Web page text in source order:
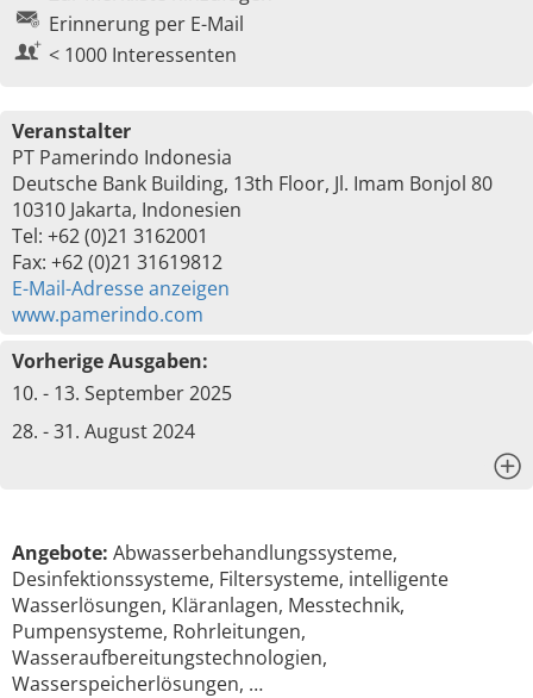
Erinnerung per E-Mail
< 1000 Interessenten
Veranstalter
PT Pamerindo Indonesia
Deutsche Bank Building, 13th Floor, Jl. Imam Bonjol 80
10310 Jakarta, Indonesien
Tel: +62 (0)21 3162001
Fax: +62 (0)21 31619812
E-Mail-Adresse anzeigen
www.pamerindo.com
Vorherige Ausgaben:
10. - 13. September 2025
28. - 31. August 2024
Angebote: Abwasserbehandlungssysteme,
Desinfektionssysteme, Filtersysteme, intelligente
Wasserlösungen, Kläranlagen, Messtechnik,
Pumpensysteme, Rohrleitungen,
Wasseraufbereitungstechnologien,
Wasserspeicherlösungen, …